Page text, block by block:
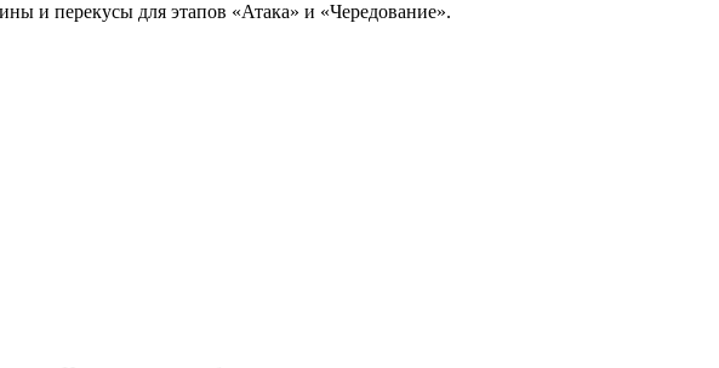
и перекусы для этапов «Атака» и «Чередование».